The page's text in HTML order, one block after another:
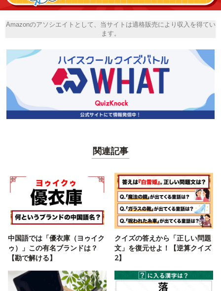
Amazonのアソシエイトとして、当サイトは適格販売により収入を得てい
ます。
関連記事
中国語では「優衣庫（ヨゥイク
ゥ）」この有名ブランドは？
【勘で解ける】
クイズの答えから「正しい問題
文」を復元せよ！【逆算クイズ
2】